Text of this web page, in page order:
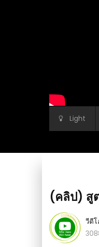
Light
ผักงาม ใบเขียว แตก
(คลิป)
(คลิป) สู
วีดีโ